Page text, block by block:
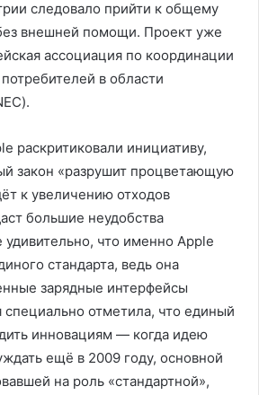
следовало прийти к общему
внешней помощи. Проект уже
ассоциация по координации
в области
раскритиковали инициативу,
закон «разрушит процветающую
к увеличению отходов
большие неудобства
удивительно, что именно Apple
стандарта, ведь она
зарядные интерфейсы
отметила, что единый
инновациям — когда идею
ещё в 2009 году, основной
на роль «стандартной»,